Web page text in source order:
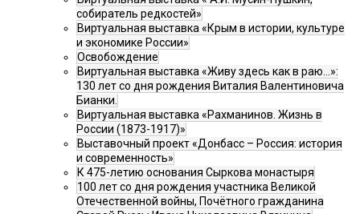
собиратель редкостей»
Виртуальная выставка «Крым в истории, культуре
и экономике России»
Освобождение
Виртуальная выставка «Живу здесь как в раю…»:
130 лет со дня рождения Виталия Валентиновича
Бианки.
Виртуальная выставка «Рахманинов. Жизнь в
России (1873-1917)»
Выставочный проект «Донбасс – Россия: история
и современность»
К 475-летию основания Сыркова монастыря
100 лет со дня рождения участника Великой
Отечественной войны, Почётного гражданина